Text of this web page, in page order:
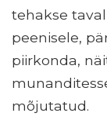
tehakse
peenisele,
piirkonda,
mõjutatud.